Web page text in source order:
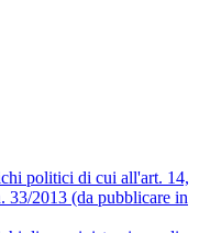
politici di cui all'art. 14,
33/2013 (da pubblicare in